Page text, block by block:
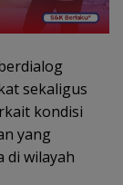
sekaligus
kondisi
yang
di wilayah